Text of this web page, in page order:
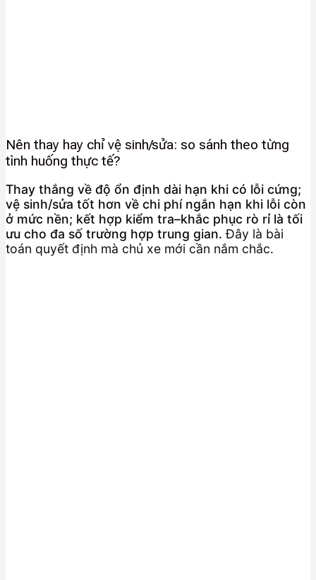
Nên thay hay chỉ vệ sinh/sửa: so sánh theo từng
tình huống thực tế?
Thay thắng về độ ổn định dài hạn khi có lỗi cứng;
vệ sinh/sửa tốt hơn về chi phí ngắn hạn khi lỗi còn
ở mức nền; kết hợp kiểm tra–khắc phục rò rỉ là tối
ưu cho đa số trường hợp trung gian. Đây là bài
toán quyết định mà chủ xe mới cần nắm chắc.